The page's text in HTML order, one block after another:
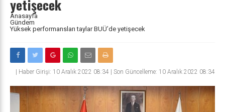
yetişecek
Anasayfa
Gündem
Yüksek performansları taylar BUÜ’de yetişecek
Haber Girişi: 10 Aralık 2022 08:34 | Son Güncelleme: 10 Aralık 2022 08:34